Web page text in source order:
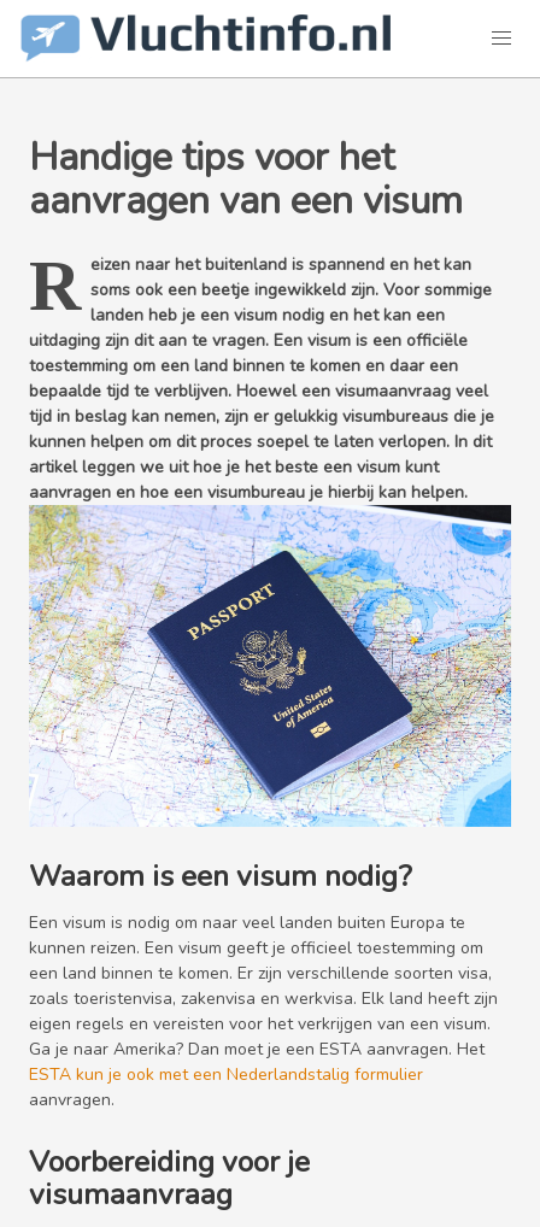
Handige tips voor het
aanvragen van een visum
R eizen naar het buitenland is spannend en het kan
soms ook een beetje ingewikkeld zijn. Voor sommige
landen heb je een visum nodig en het kan een
uitdaging zijn dit aan te vragen. Een visum is een officiële
toestemming om een land binnen te komen en daar een
bepaalde tijd te verblijven. Hoewel een visumaanvraag veel
tijd in beslag kan nemen, zijn er gelukkig visumbureaus die je
kunnen helpen om dit proces soepel te laten verlopen. In dit
artikel leggen we uit hoe je het beste een visum kunt
aanvragen en hoe een visumbureau je hierbij kan helpen.
Waarom is een visum nodig?
Een visum is nodig om naar veel landen buiten Europa te
kunnen reizen. Een visum geeft je officieel toestemming om
een land binnen te komen. Er zijn verschillende soorten visa,
zoals toeristenvisa, zakenvisa en werkvisa. Elk land heeft zijn
eigen regels en vereisten voor het verkrijgen van een visum.
Ga je naar Amerika? Dan moet je een ESTA aanvragen. Het
ESTA kun je ook met een Nederlandstalig formulier
aanvragen.
Voorbereiding voor je
visumaanvraag